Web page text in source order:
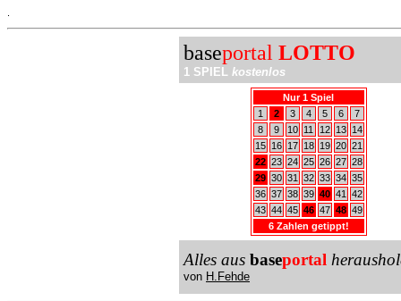
baseportal LOTTO
1 SPIEL kostenlos
Nur 1 Spiel
1
2 3 4 5 6
7
8
9 10 11 12 13
14
15
16 17 18 19 20 21
22 23 24 25 26 27 28
29 30 31 32 33 34 35
36 37 38 39 40 41
42
43 44 45 46 47 48 49
6 Zahlen getippt!
Alles aus baseportal
von H.Fehde